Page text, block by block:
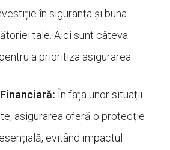
în siguranța și buna
tale. Aici sunt câteva
a prioritiza asigurarea:
În fața unor situații
asigurarea oferă o protecție
evitând impactul